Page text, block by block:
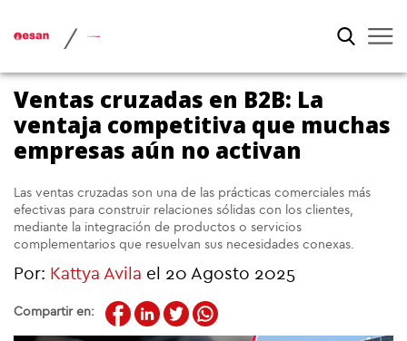
/
Ventas cruzadas en B2B: La
ventaja competitiva que muchas
empresas aún no activan
Las ventas cruzadas son una de las prácticas comerciales más
efectivas para construir relaciones sólidas con los clientes,
mediante la integración de productos o servicios
complementarios que resuelvan sus necesidades conexas.
Por: Kattya Avila el 20 Agosto 2025
Compartir en: